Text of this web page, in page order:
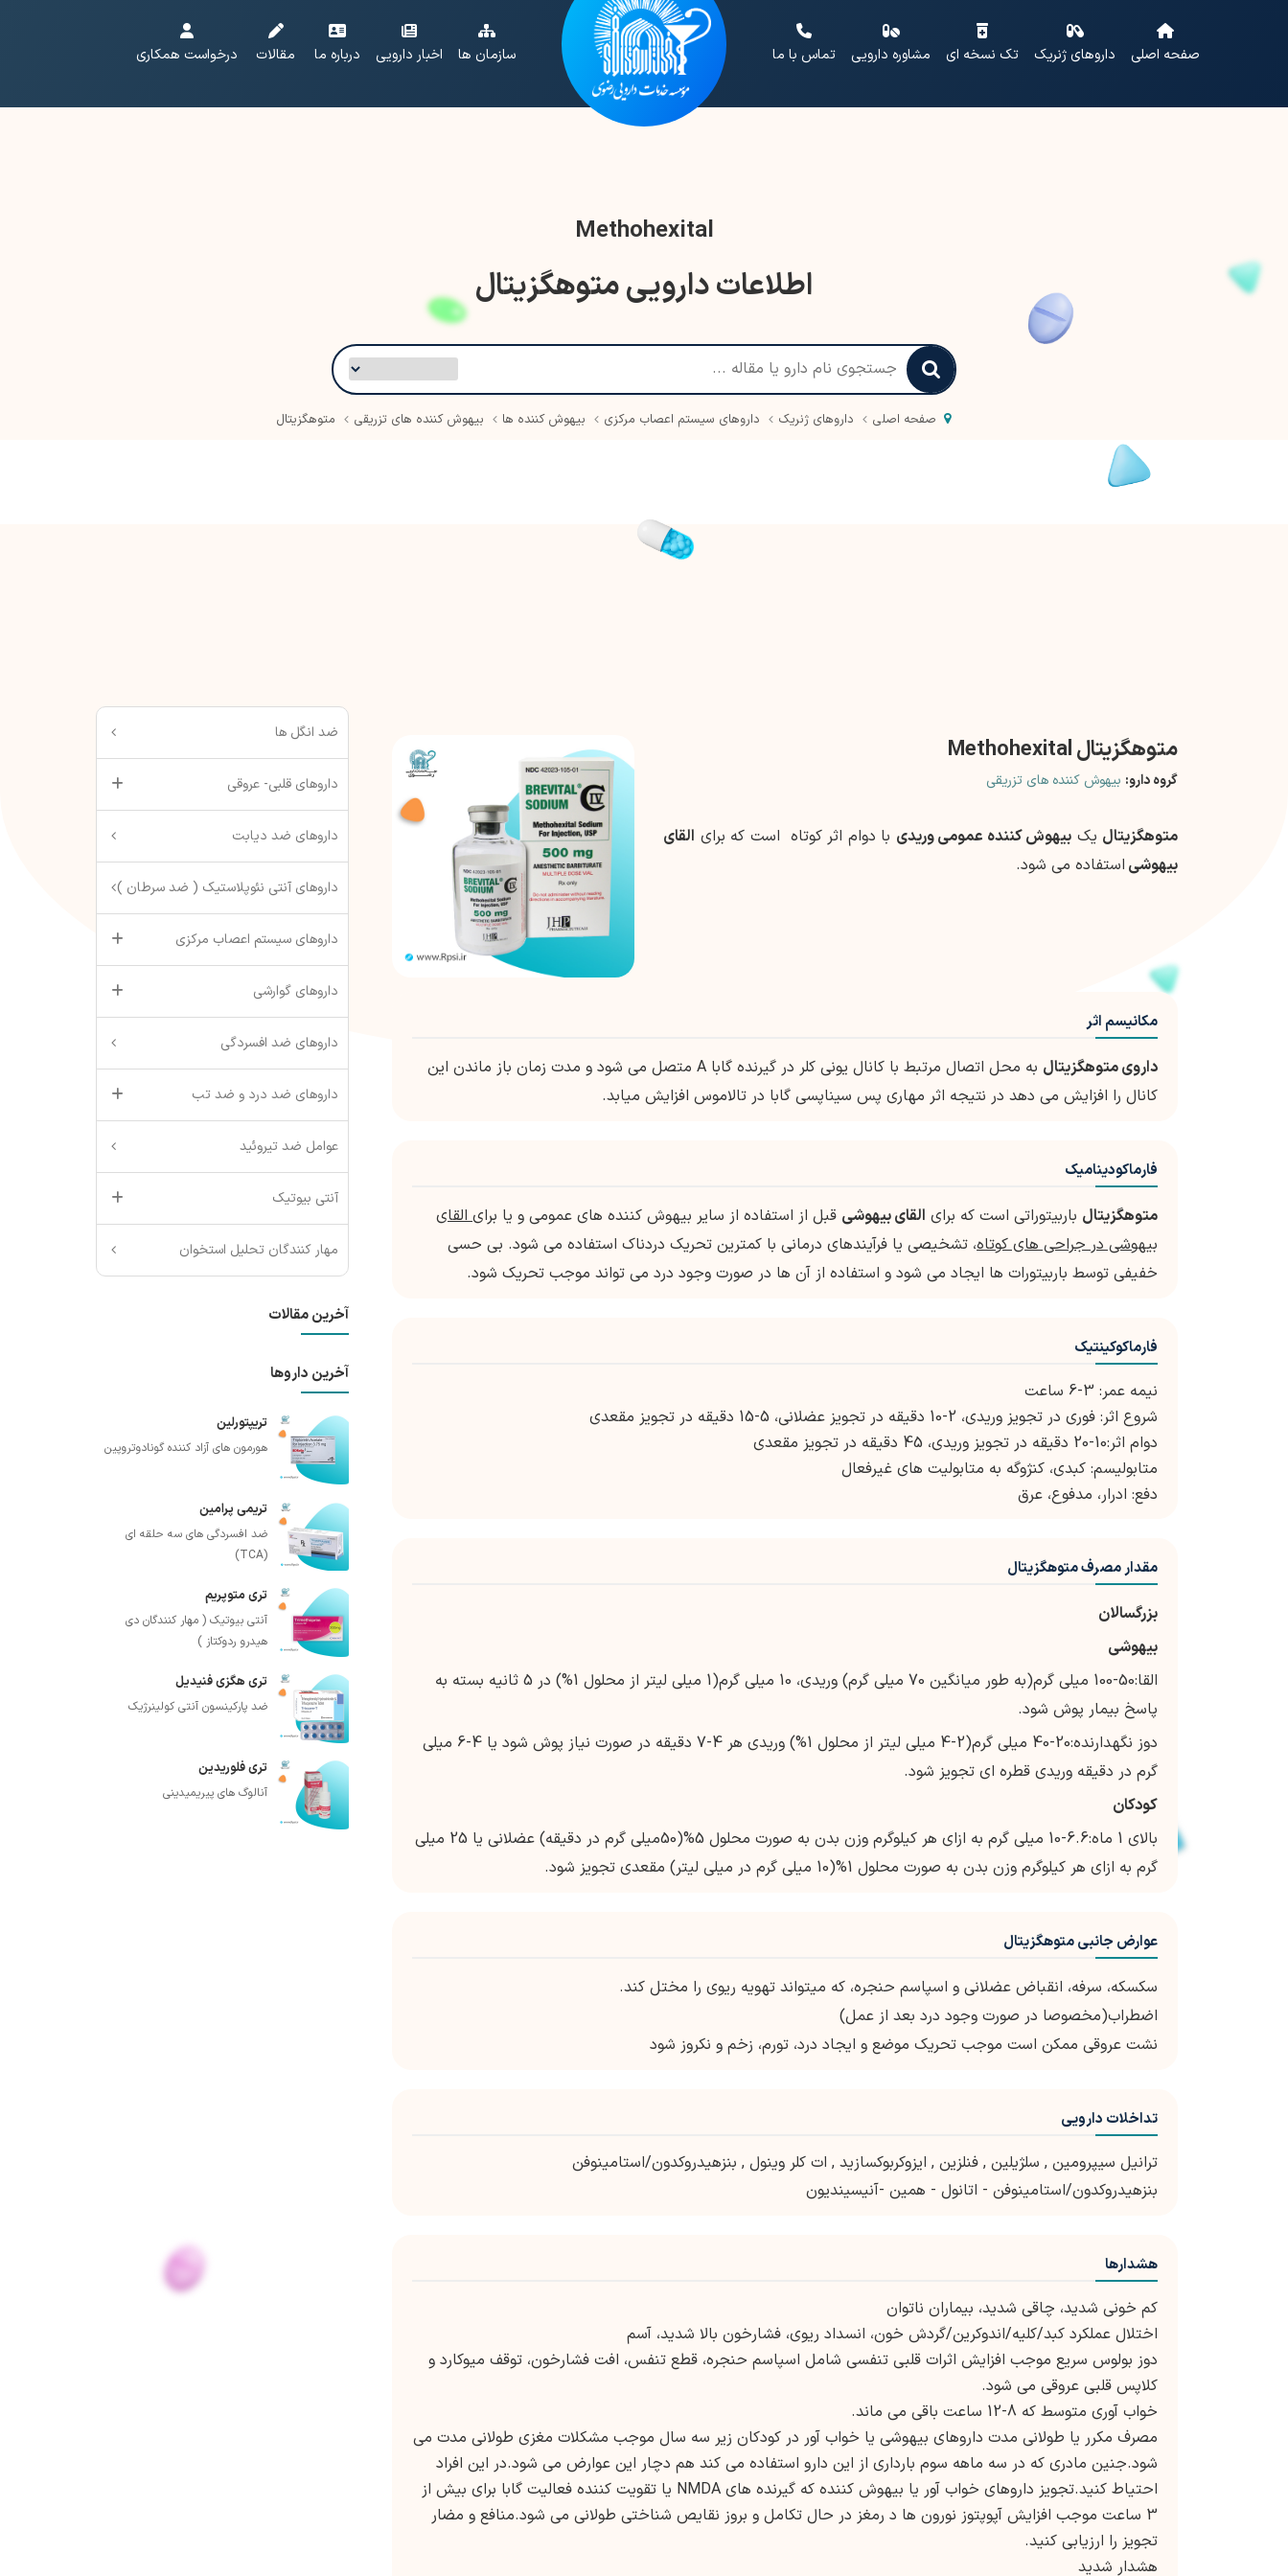
صفحه اصلی داروهای ژنریک تک نسخه ای مشاوره دارویی تماس با ما سازمان ها اخبار دارویی درباره ما مقالات درخواست همکاری
Methohexital
اطلاعات دارویی متوهگزیتال
صفحه اصلی داروهای ژنریک داروهای سیستم اعصاب مرکزی بیهوش کننده ها بیهوش کننده های تزریقی متوهگزیتال
متوهگزیتال Methohexital
گروه دارو: بیهوش کننده های تزریقی
متوهگزیتال یک بیهوش کننده عمومی وریدی با دوام اثر کوتاه است که برای القای
بیهوشی استفاده می شود.
مکانیسم اثر
داروی متوهگزیتال
به محل اتصال مرتبط با کانال یونی کلر در گیرنده گابا A متصل می شود و مدت زمان باز ماندن این
کانال را افزایش می دهد در نتیجه اثر مهاری پس سیناپسی گابا در تالاموس افزایش میابد.
فارماکودینامیک
متوهگزیتال باربیتوراتی است که برای القای بیهوشی قبل از استفاده از سایر بیهوش کننده های عمومی و یا برایالقای
بیهوشی در جراحی های کوتاه، تشخیصی یا فرآیندهای درمانی با کمترین تحریک دردناک استفاده می شود. بی حسی
خفیفی توسط باربیتورات ها ایجاد می شود و استفاده از آن ها در صورت وجود درد می تواند موجب تحریک شود.
فارماکوکینتیک
نیمه عمر: 3-6 ساعت
شروع اثر: فوری در تجویز وریدی، 2-10 دقیقه در تجویز عضلانی، 5-15 دقیقه در تجویز مقعدی
دوام اثر:10-20 دقیقه در تجویز وریدی، 45 دقیقه در تجویز مقعدی
متابولیسم: کبدی، کنژوگه به متابولیت های غیرفعال
دفع: ادرار، مدفوع، عرق
مقدار مصرف متوهگزیتال
بزرگسالان
بیهوشی
القا:50-100 میلی گرم(به طور میانگین 70 میلی گرم) وریدی، 10 میلی گرم(1 میلی لیتر از محلول 1%) در 5 ثانیه بسته به
پاسخ بیمار پوش شود.
دوز نگهدارنده:20-40 میلی گرم(2-4 میلی لیتر از محلول 1%) وریدی هر 4-7 دقیقه در صورت نیاز پوش شود یا 4-6 میلی
گرم در دقیقه وریدی قطره ای تجویز شود.
کودکان
بالای 1 ماه:6.6-10 میلی گرم به ازای هر کیلوگرم وزن بدن به صورت محلول 5%(50میلی گرم در دقیقه) عضلانی یا 25 میلی
گرم به ازای هر کیلوگرم وزن بدن به صورت محلول 1%(10 میلی گرم در میلی لیتر) مقعدی تجویز شود.
عوارض جانبی متوهگزیتال
سکسکه، سرفه، انقباض عضلانی و اسپاسم حنجره، که میتواند تهویه ریوی را مختل کند.
اضطراب(مخصوصا در صورت وجود درد بعد از عمل)
نشت عروقی ممکن است موجب تحریک موضع و ایجاد درد، تورم، زخم و نکروز شود
تداخلات دارویی
ترانیل سیپرومین , سلژیلین , فنلزین , ایزوکربوکسازید , ات کلر وینول , بنزهیدروکدون/استامینوفن
بنزهیدروکدون/استامینوفن - اتانول - همین -آنیسیندیون
هشدارها
کم خونی شدید، چاقی شدید، بیماران ناتوان
اختلال عملکرد کبد/کلیه/اندوکرین/گردش خون، انسداد ریوی، فشارخون بالا شدید، آسم
دوز بولوس سریع موجب افزایش اثرات قلبی تنفسی شامل اسپاسم حنجره، قطع تنفس، افت فشارخون، توقف میوکارد و
کلاپس قلبی عروقی می شود.
خواب آوری متوسط که 8-12 ساعت باقی می ماند.
مصرف مکرر یا طولانی مدت داروهای بیهوشی یا خواب آور در کودکان زیر سه سال موجب مشکلات مغزی طولانی مدت می
شود.جنین مادری که در سه ماهه سوم بارداری از این دارو استفاده می کند هم دچار این عوارض می شود.در این افراد
احتیاط کنید.تجویز داروهای خواب آور یا بیهوش کننده که گیرنده های NMDA یا تقویت کننده فعالیت گابا برای بیش از
3 ساعت موجب افزایش آپوپتوز نورون ها د رمغز در حال تکامل و بروز نقایص شناختی طولانی می شود.منافع و مضار
تجویز را ارزیابی کنید.
هشدار شدید
ضد انگل ها
داروهای قلبی- عروقی
داروهای ضد دیابت
داروهای آنتی نئوپلاستیک ( ضد سرطان )
داروهای سیستم اعصاب مرکزی
داروهای گوارشی
داروهای ضد افسردگی
داروهای ضد درد و ضد تب
عوامل ضد تیروئید
آنتی بیوتیک
مهار کنندگان تحلیل استخوان
آخرین مقالات
آخرین داروها
تریپتورلین
هورمون های آزاد کننده گونادوتروپین
تریمی پرامین
ضد افسردگی های سه حلقه ای
(TCA)
تری متوپریم
آنتی بیوتیک ( مهار کنندگان دی
هیدرو ردوکتاز )
تری هگزی فنیدیل
ضد پارکینسون آنتی کولینرژیک
تری فلوریدین
آنالوگ های پیریمیدینی